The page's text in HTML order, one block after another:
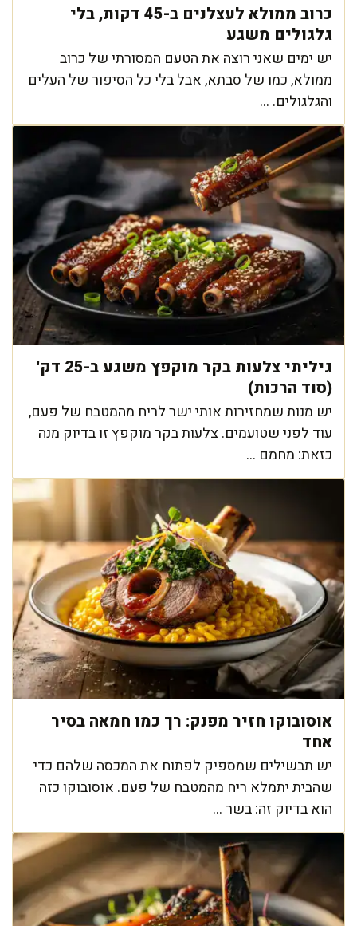
כרוב ממולא לעצלנים ב-45 דקות, בלי
גלגולים משגע
יש ימים שאני רוצה את הטעם המסורתי של כרוב
ממולא, כמו של סבתא, אבל בלי כל הסיפור של העלים
והגלגולים. ...
גיליתי צלעות בקר מוקפץ משגע ב-25 דק'
(סוד הרכות)
יש מנות שמחזירות אותי ישר לריח מהמטבח של פעם,
עוד לפני שטועמים. צלעות בקר מוקפץ זו בדיוק מנה
כזאת: מחמם ...
אוסובוקו חזיר מפנק: רך כמו חמאה בסיר
אחד
יש תבשילים שמספיק לפתוח את המכסה שלהם כדי
שהבית יתמלא ריח מהמטבח של פעם. אוסובוקו כזה
הוא בדיוק זה: בשר ...